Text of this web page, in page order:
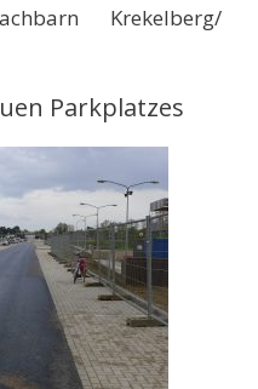
Krekelberg/
Parkplatzes